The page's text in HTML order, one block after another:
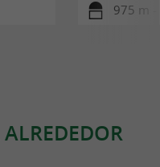
975 m -
ALREDEDOR